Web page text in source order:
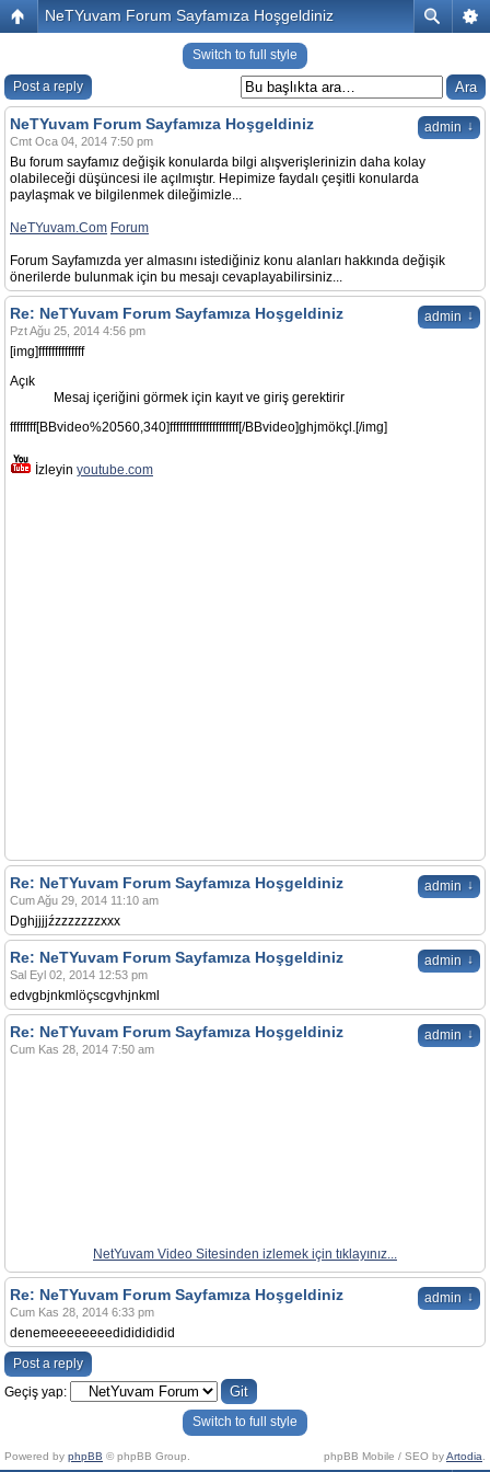
NeTYuvam Forum Sayfamıza Hoşgeldiniz
Switch to full style
Post a reply
admin ↓
NeTYuvam Forum Sayfamıza Hoşgeldiniz
Cmt Oca 04, 2014 7:50 pm
Bu forum sayfamız değişik konularda bilgi alışverişlerinizin daha kolay
olabileceği düşüncesi ile açılmıştır. Hepimize faydalı çeşitli konularda
paylaşmak ve bilgilenmek dileğimizle...
NeTYuvam.Com Forum
Forum Sayfamızda yer almasını istediğiniz konu alanları hakkında değişik
önerilerde bulunmak için bu mesajı cevaplayabilirsiniz...
admin ↓
Re: NeTYuvam Forum Sayfamıza Hoşgeldiniz
Pzt Ağu 25, 2014 4:56 pm
[img]ffffffffffffff
Açık
Mesaj içeriğini görmek için kayıt ve giriş gerektirir
ffffffff[BBvideo%20560,340]fffffffffffffffffffff[/BBvideo]ghjmökçl.[/img]
İzleyin youtube.com
admin ↓
Re: NeTYuvam Forum Sayfamıza Hoşgeldiniz
Cum Ağu 29, 2014 11:10 am
Dghjjjjźzzzzzzzxxx
admin ↓
Re: NeTYuvam Forum Sayfamıza Hoşgeldiniz
Sal Eyl 02, 2014 12:53 pm
edvgbjnkmlöçscgvhjnkml
admin ↓
Re: NeTYuvam Forum Sayfamıza Hoşgeldiniz
Cum Kas 28, 2014 7:50 am
NetYuvam Video Sitesinden izlemek için tıklayınız...
admin ↓
Re: NeTYuvam Forum Sayfamıza Hoşgeldiniz
Cum Kas 28, 2014 6:33 pm
denemeeeeeeeedididididid
Post a reply
Geçiş yap:
Switch to full style
Powered by phpBB © phpBB Group. phpBB Mobile / SEO byArtodia